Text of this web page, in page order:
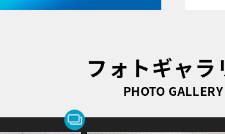
フォトギャラ
PHOTO GALLERY